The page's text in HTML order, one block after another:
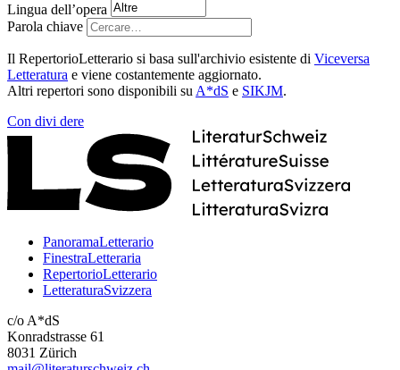
Lingua dell’opera
Parola chiave
Il RepertorioLetterario si basa sull'archivio esistente di Viceversa
Letteratura e viene costantemente aggiornato.
Altri repertori sono disponibili su A*dS e SIKJM.
Con divi dere
PanoramaLetterario
FinestraLetteraria
RepertorioLetterario
LetteraturaSvizzera
c/o A*dS
Konradstrasse 61
8031 Zürich